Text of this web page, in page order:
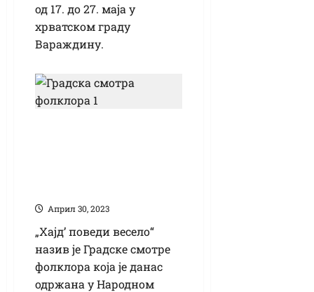
од 17. до 27. маја у
хрватском граду
Вараждину.
Април 30, 2023
„Хајд’ поведи весело“
назив је Градске смотре
фолклора која је данас
одржана у Народном